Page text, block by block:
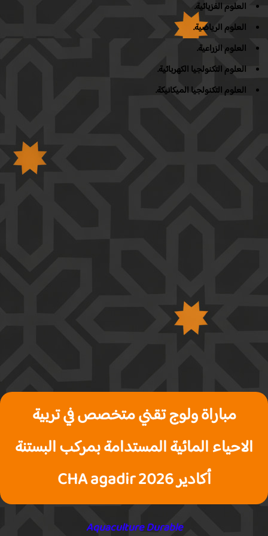
العلوم الفزيائية.
العلوم الرياضية.
العلوم الزراعية.
العلوم التكنولجيا الكهربائية.
العلوم التكنولجيا الميكانيكة.
مباراة ولوج تقني متخصص في تربية
الاحياء المائية المستدامة بمركب البستنة
أكادير 2026 CHA agadir
Aquaculture Durable